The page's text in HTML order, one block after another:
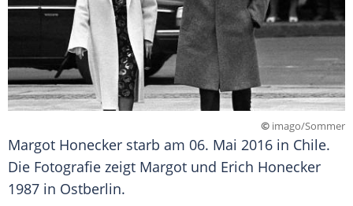
© imago/Sommer
Margot Honecker starb am 06. Mai 2016 in Chile.
Die Fotografie zeigt Margot und Erich Honecker
1987 in Ostberlin.